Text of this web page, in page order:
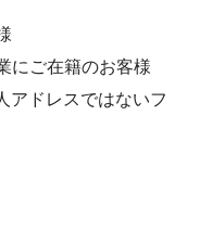
にご在籍のお客様
ドレスではないフ